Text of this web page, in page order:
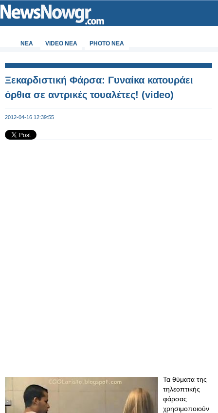
ΝΕΑ VIDEO NEA PHOTO NEA
Ξεκαρδιστική Φάρσα: Γυναίκα κατουράει
όρθια σε αντρικές τουαλέτες! (video)
2012-04-16 12:39:55
Τα θύματα της
τηλεοπτικής
φάρσας
χρησιμοποιούν